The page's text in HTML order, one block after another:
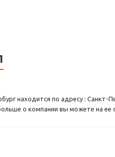
находится по адресу : Санкт-
о компании вы можете на ее